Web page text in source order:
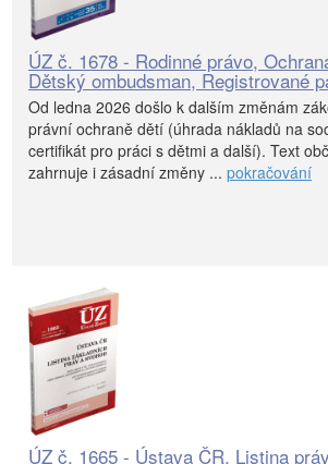
ÚZ č. 1678 - Rodinné právo,
Dětský ombudsman, Registrované
Od ledna 2026 došlo k dalším změnám
právní ochraně dětí (úhrada nákladů na
certifikát pro práci s dětmi a další). Text
zahrnuje i zásadní změny ... pokračování
ÚZ č. 1665 - Ústava ČR, Listina